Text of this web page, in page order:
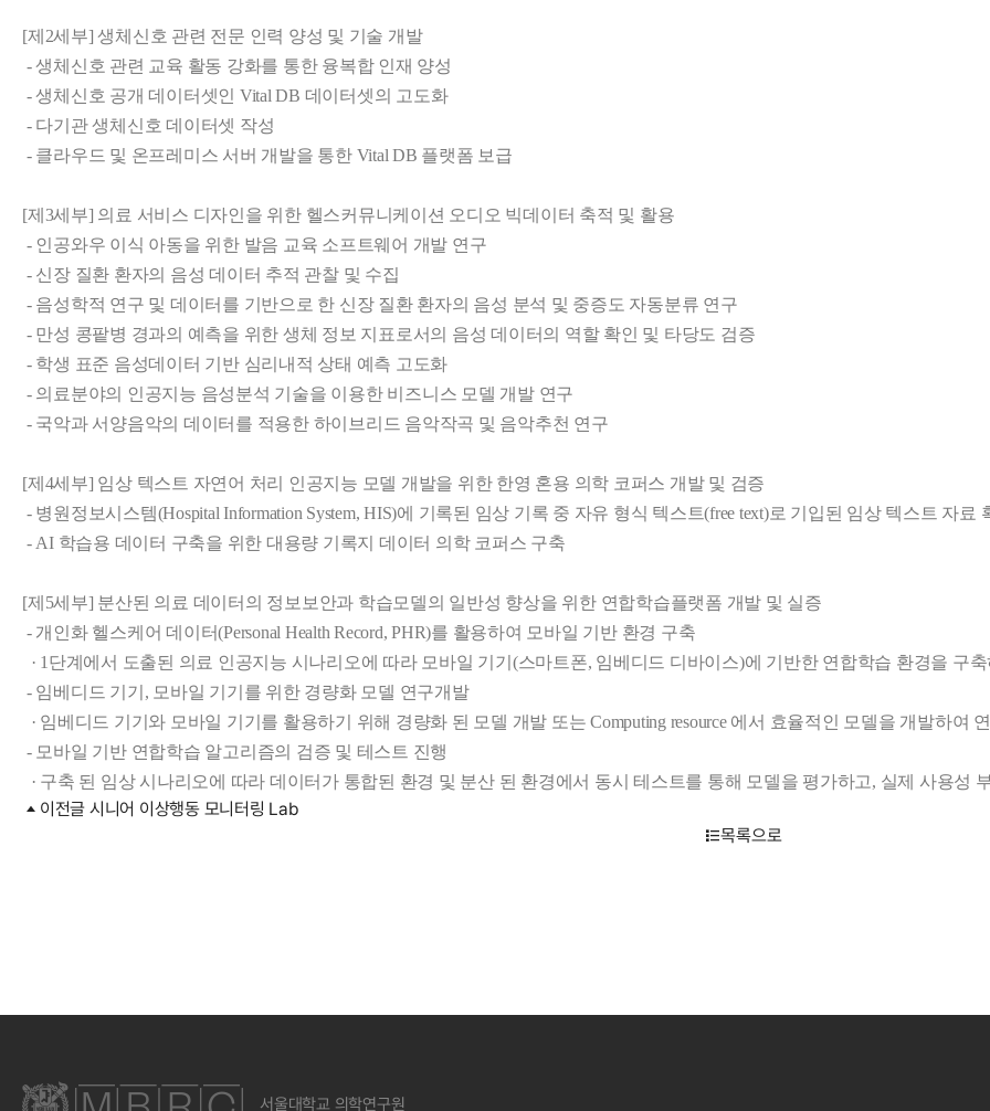
[제2세부] 생체신호 관련 전문 인력 양성 및 기술 개발
- 생체신호 관련 교육 활동 강화를 통한 융복합 인재 양성
- 생체신호 공개 데이터셋인 Vital DB 데이터셋의 고도화
- 다기관 생체신호 데이터셋 작성
- 클라우드 및 온프레미스 서버 개발을 통한 Vital DB 플랫폼 보급
[제3세부] 의료 서비스 디자인을 위한 헬스커뮤니케이션 오디오 빅데이터 축적 및 활용
- 인공와우 이식 아동을 위한 발음 교육 소프트웨어 개발 연구
- 신장 질환 환자의 음성 데이터 추적 관찰 및 수집
- 음성학적 연구 및 데이터를 기반으로 한 신장 질환 환자의 음성 분석 및 중증도 자동분류 연구
- 만성 콩팥병 경과의 예측을 위한 생체 정보 지표로서의 음성 데이터의 역할 확인 및 타당도 검증
- 학생 표준 음성데이터 기반 심리내적 상태 예측 고도화
- 의료분야의 인공지능 음성분석 기술을 이용한 비즈니스 모델 개발 연구
- 국악과 서양음악의 데이터를 적용한 하이브리드 음악작곡 및 음악추천 연구
[제4세부] 임상 텍스트 자연어 처리 인공지능 모델 개발을 위한 한영 혼용 의학 코퍼스 개발 및 검증
- 병원정보시스템(Hospital Information System, HIS)에 기록된 임상 기록 중 자유 형식 텍스트(free text)로 기입된 임상 텍스트 자료
- AI 학습용 데이터 구축을 위한 대용량 기록지 데이터 의학 코퍼스 구축
[제5세부] 분산된 의료 데이터의 정보보안과 학습모델의 일반성 향상을 위한 연합학습플랫폼 개발 및 실증
- 개인화 헬스케어 데이터(Personal Health Record, PHR)를 활용하여 모바일 기반 환경 구축
· 1단계에서 도출된 의료 인공지능 시나리오에 따라 모바일 기기(스마트폰, 임베디드 디바이스)에 기반한 연합학습 환경을 구
- 임베디드 기기, 모바일 기기를 위한 경량화 모델 연구개발
· 임베디드 기기와 모바일 기기를 활용하기 위해 경량화 된 모델 개발 또는 Computing resource 에서 효율적인 모델을 개발하여
- 모바일 기반 연합학습 알고리즘의 검증 및 테스트 진행
· 구축 된 임상 시나리오에 따라 데이터가 통합된 환경 및 분산 된 환경에서 동시 테스트를 통해 모델을 평가하고, 실제 사용성
이전글 시니어 이상행동 모니터링 Lab
목록으로
서울대학교 의학연구원